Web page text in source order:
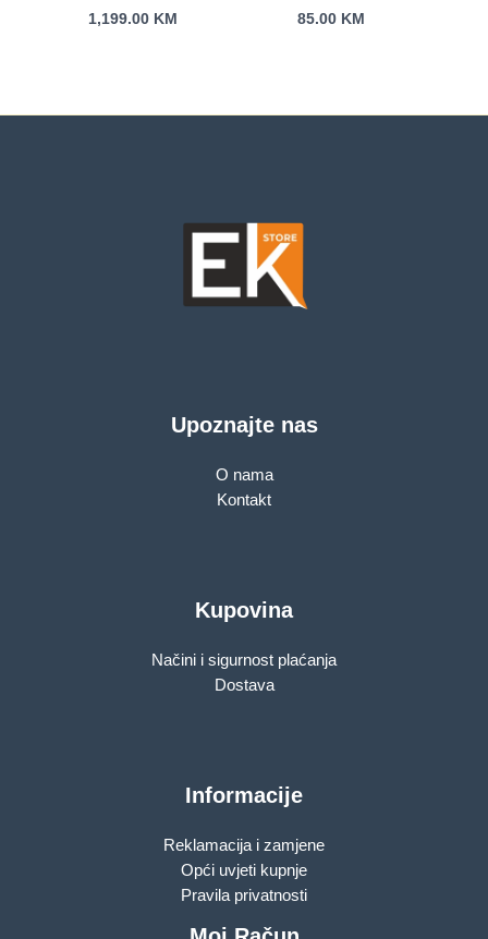
kW,Hlađenje:-15C,
1,199.00 KM
CMF201BXTESLA
85.00 KM
Upoznajte nas
O nama
Kontakt
Kupovina
Načini i sigurnost plaćanja
Dostava
Informacije
Reklamacija i zamjene
Opći uvjeti kupnje
Pravila privatnosti